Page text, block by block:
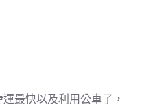
最快以及利用公車了，